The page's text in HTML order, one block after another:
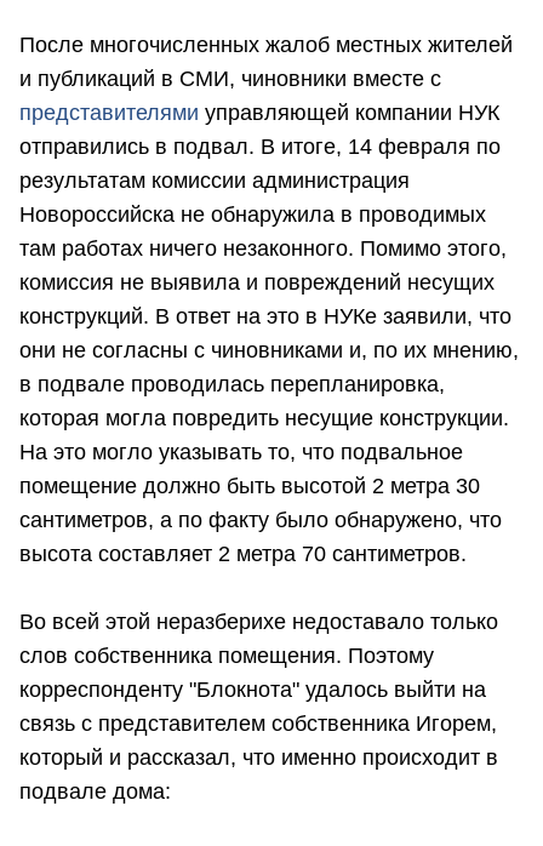
После многочисленных жалоб местных жителей
и публикаций в СМИ, чиновники вместе с
представителями управляющей компании НУК
отправились в подвал. В итоге, 14 февраля по
результатам комиссии администрация
Новороссийска не обнаружила в проводимых
там работах ничего незаконного. Помимо этого,
комиссия не выявила и повреждений несущих
конструкций. В ответ на это в НУКе заявили, что
они не согласны с чиновниками и, по их мнению,
в подвале проводилась перепланировка,
которая могла повредить несущие конструкции.
На это могло указывать то, что подвальное
помещение должно быть высотой 2 метра 30
сантиметров, а по факту было обнаружено, что
высота составляет 2 метра 70 сантиметров.
Во всей этой неразберихе недоставало только
слов собственника помещения. Поэтому
корреспонденту "Блокнота" удалось выйти на
связь с представителем собственника Игорем,
который и рассказал, что именно происходит в
подвале дома: